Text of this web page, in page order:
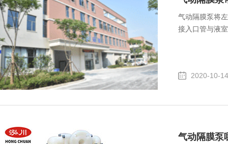
气动隔膜泵将
接入口管与液
2020-10-14
气动隔膜泵